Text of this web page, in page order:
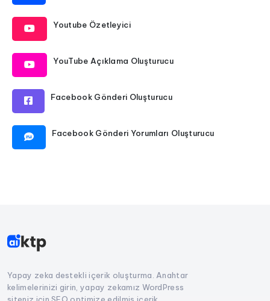
Youtube Özetleyici
YouTube Açıklama Oluşturucu
Facebook Gönderi Oluşturucu
Facebook Gönderi Yorumları Oluşturucu
Yapay zeka destekli içerik oluşturma. Anahtar
kelimelerinizi girin, yapay zekamız WordPress